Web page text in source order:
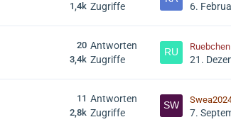
Zugriffe
1,4k 6.
Antworten
20
Zugriffe
3,4k
Ruebchen
21.
Antworten
11
Zugriffe
2,8k 7.